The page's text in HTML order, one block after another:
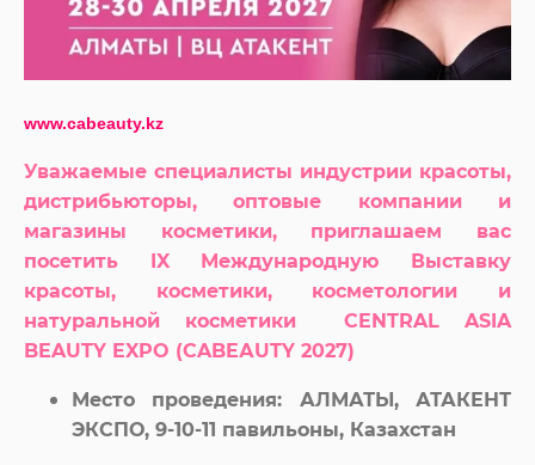
www.cabeauty.kz
Уважаемые специалисты индустрии красоты,
дистрибьюторы, оптовые компании и
магазины косметики, приглашаем вас
посетить IX Международную Выставку
красоты, косметики, косметологии и
натуральной косметики
CENTRAL ASIA
BEAUTY EXPO (CABEАUTY 2027)
Место проведения: АЛМАТЫ, АТАКЕНТ
ЭКСПО, 9-10-11 павильоны, Казахстан